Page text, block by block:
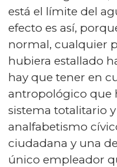
está el límite del
efecto es así,
normal, cualquier
hubiera estallado
hay que tener en
antropológico que
sistema totalitario
analfabetismo
ciudadana y una
único empleador